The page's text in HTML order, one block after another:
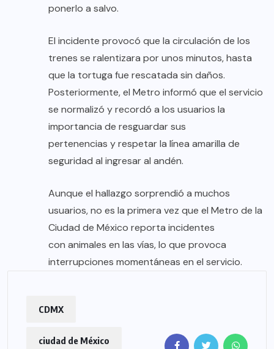
ponerlo a salvo.
El incidente provocó que la circulación de los
trenes se ralentizara por unos minutos, hasta
que la tortuga fue rescatada sin daños.
Posteriormente, el Metro informó que el servicio
se normalizó y recordó a los usuarios la
importancia de resguardar sus
pertenencias y respetar la línea amarilla de
seguridad al ingresar al andén.
Aunque el hallazgo sorprendió a muchos
usuarios, no es la primera vez que el Metro de la
Ciudad de México reporta incidentes
con animales en las vías, lo que provoca
interrupciones momentáneas en el servicio.
CDMX
ciudad de México